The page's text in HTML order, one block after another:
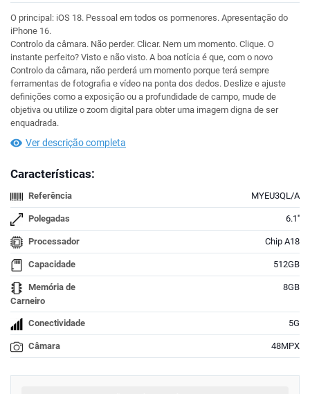
O principal: iOS 18. Pessoal em todos os pormenores. Apresentação do
iPhone 16.
Controlo da câmara. Não perder. Clicar. Nem um momento. Clique. O
instante perfeito? Visto e não visto. A boa notícia é que, com o novo
Controlo da câmara, não perderá um momento porque terá sempre
ferramentas de fotografia e vídeo na ponta dos dedos. Deslize e ajuste
definições como a exposição ou a profundidade de campo, mude de
objetiva ou utilize o zoom digital para obter uma imagem digna de ser
enquadrada.
Ver descrição completa
Características:
Referência MYEU3QL/A
Polegadas 6.1''
Processador Chip A18
Capacidade 512GB
Memória de
Carneiro
8GB
Conectividade 5G
Câmara 48MPX